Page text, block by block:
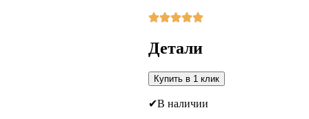
Детали
Купить в 1 клик
В наличии